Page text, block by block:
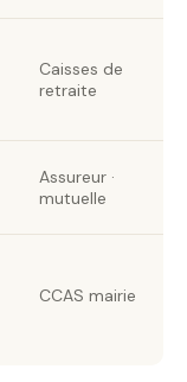
Caisses de
retraite
Assureur ·
mutuelle
CCAS mairie